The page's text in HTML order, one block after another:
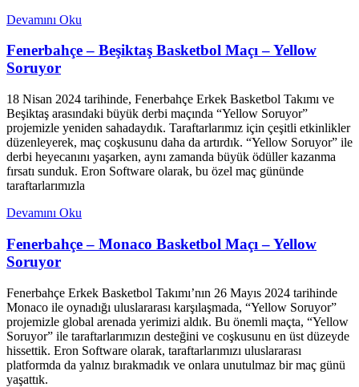
Devamını Oku
Fenerbahçe – Beşiktaş Basketbol Maçı – Yellow
Soruyor
18 Nisan 2024 tarihinde, Fenerbahçe Erkek Basketbol Takımı ve
Beşiktaş arasındaki büyük derbi maçında “Yellow Soruyor”
projemizle yeniden sahadaydık. Taraftarlarımız için çeşitli etkinlikler
düzenleyerek, maç coşkusunu daha da artırdık. “Yellow Soruyor” ile
derbi heyecanını yaşarken, aynı zamanda büyük ödüller kazanma
fırsatı sunduk. Eron Software olarak, bu özel maç gününde
taraftarlarımızla
Devamını Oku
Fenerbahçe – Monaco Basketbol Maçı – Yellow
Soruyor
Fenerbahçe Erkek Basketbol Takımı’nın 26 Mayıs 2024 tarihinde
Monaco ile oynadığı uluslararası karşılaşmada, “Yellow Soruyor”
projemizle global arenada yerimizi aldık. Bu önemli maçta, “Yellow
Soruyor” ile taraftarlarımızın desteğini ve coşkusunu en üst düzeyde
hissettik. Eron Software olarak, taraftarlarımızı uluslararası
platformda da yalnız bırakmadık ve onlara unutulmaz bir maç günü
yaşattık.